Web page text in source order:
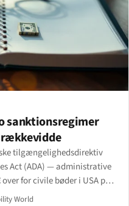
sanktionsregimer
tilgængelighedsdirektiv
Act (ADA) — administrative
for civile bøder i USA på
samt injunctive
World